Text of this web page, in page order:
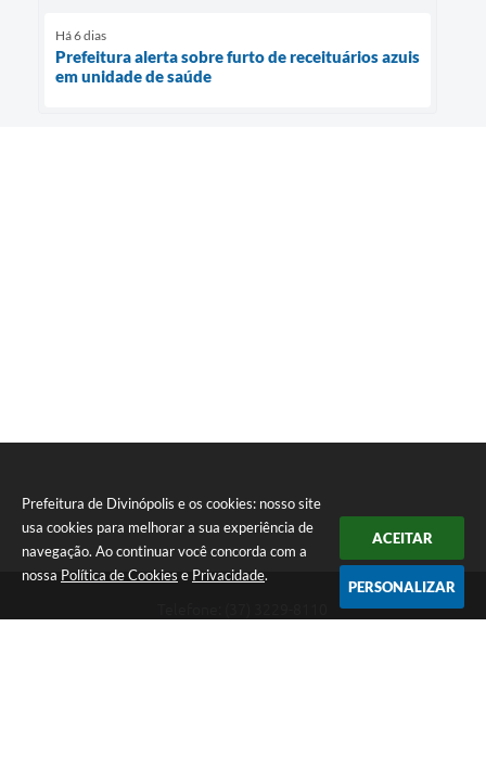
Prefeitura de Divinópolis e os cookies: nosso site
usa cookies para melhorar a sua experiência de
navegação. Ao continuar você concorda com a
nossa Política de Cookies e Privacidade.
ACEITAR
PERSONALIZAR
Há 6 dias
Prefeitura alerta sobre furto de receituários azuis
em unidade de saúde